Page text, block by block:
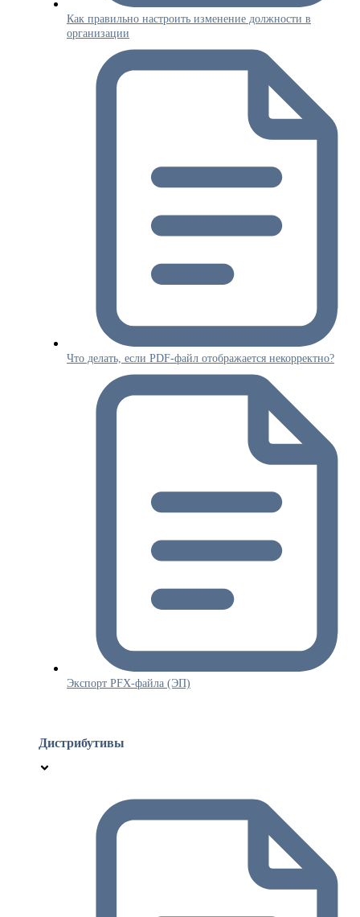
Как правильно настроить изменение должности в
организации
Что делать, если PDF-файл отображается некорректно?
Экспорт PFX-файла (ЭП)
Дистрибутивы